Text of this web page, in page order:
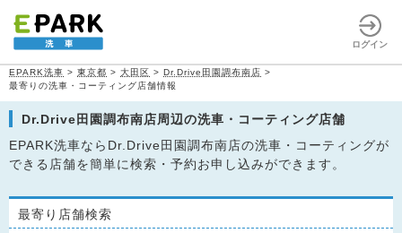
ログイン
EPARK洗車 > 東京都 > 大田区 > Dr.Drive田園調布南店 >
最寄りの洗車・コーティング店舗情報
Dr.Drive田園調布南店周辺の洗車・コーティング店舗
EPARK洗車ならDr.Drive田園調布南店の洗車・コーティングが
できる店舗を簡単に検索・予約お申し込みができます。
最寄り店舗検索